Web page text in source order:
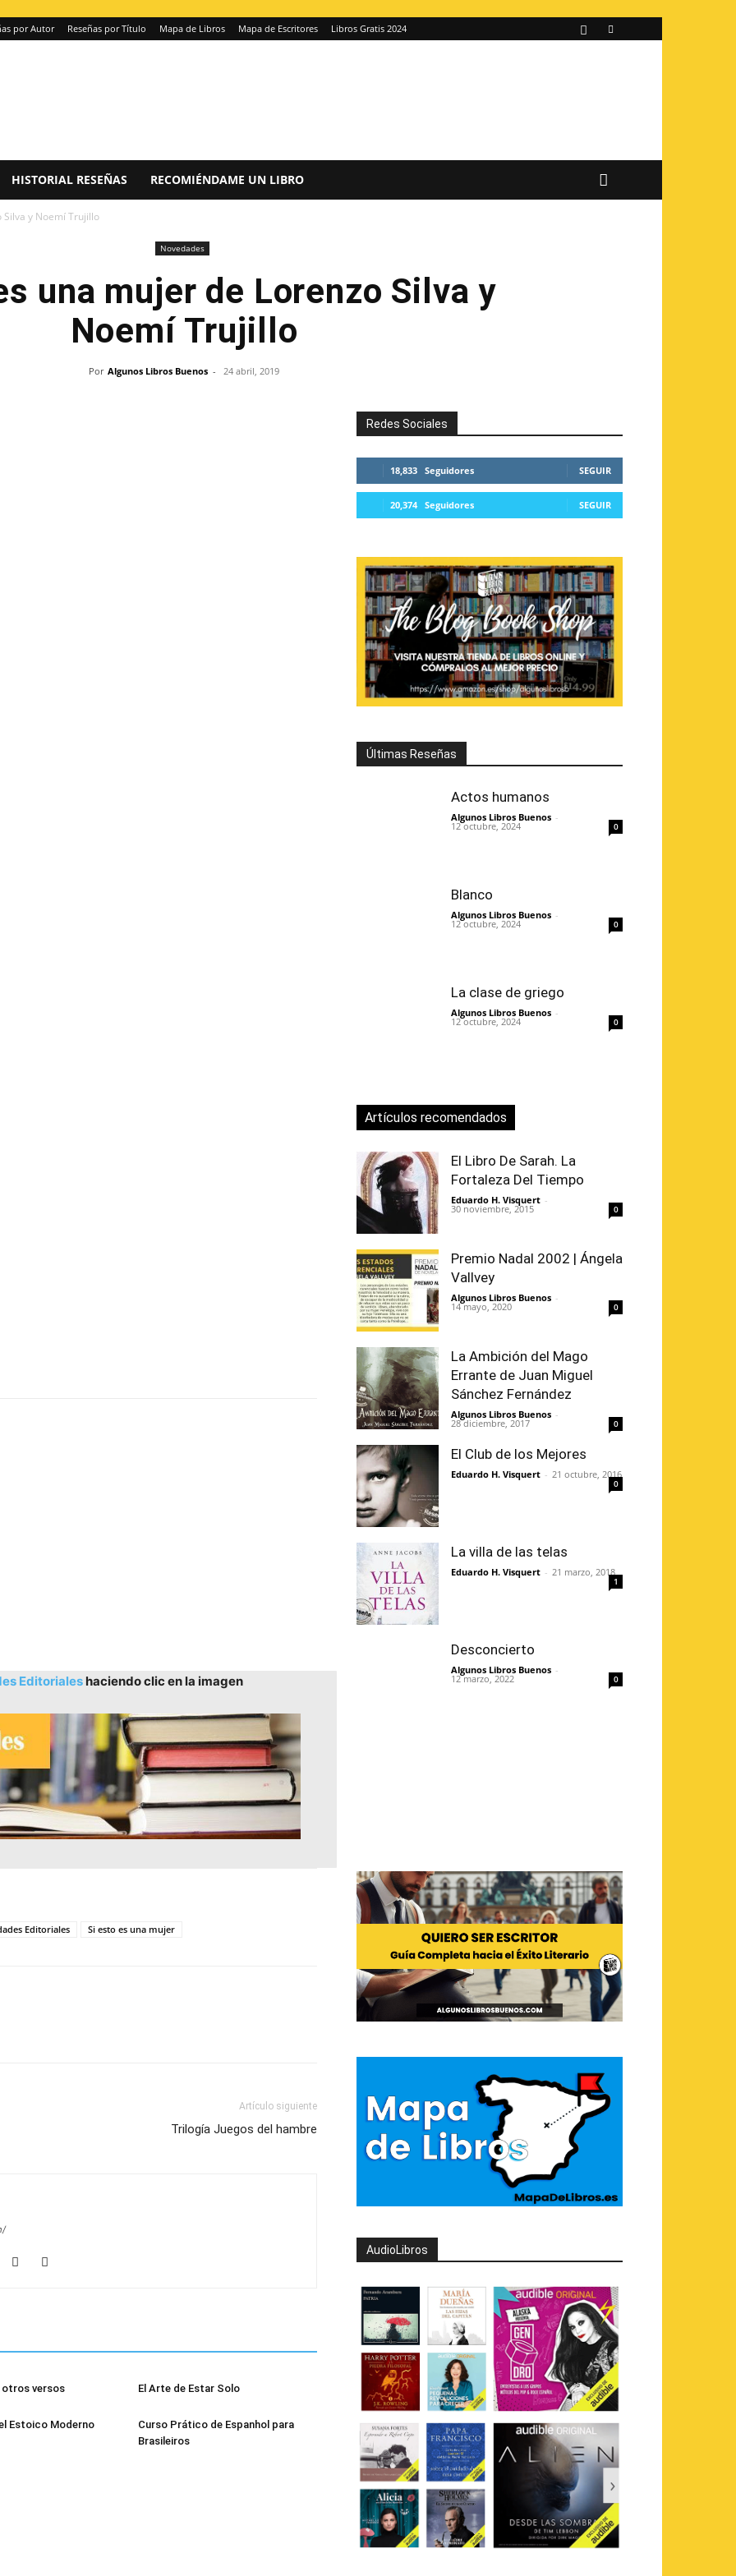
por Autor Reseñas por Título Mapa de Libros Mapa de Escritores Libros Gratis 2024
HISTORIAL RESEÑAS RECOMIÉNDAME UN LIBRO
Silva y Noemí Trujillo
Novedades
una mujer de Lorenzo Silva y
Noemí Trujillo
Por Algunos Libros Buenos - 24 abril, 2019
Editorialeshaciendo clic en la imagen
Editoriales Si esto es una mujer
Artículo siguiente
Trilogía Juegos del hambre
otros versos El Arte de Estar Solo
Estoico Moderno
Curso Prático de Espanhol para
Brasileiros
Redes Sociales
18,833 Seguidores SEGUIR
20,374 Seguidores SEGUIR
Últimas Reseñas
Actos humanos
Algunos Libros Buenos -
12 octubre, 2024 0
Blanco
Algunos Libros Buenos -
12 octubre, 2024 0
La clase de griego
Algunos Libros Buenos -
12 octubre, 2024 0
Artículos recomendados
El Libro De Sarah. La
Fortaleza Del Tiempo
Eduardo H. Visquert -
30 noviembre, 2015 0
Premio Nadal 2002 | Ángela
Vallvey
Algunos Libros Buenos -
14 mayo, 2020 0
La Ambición del Mago
Errante de Juan Miguel
Sánchez Fernández
Algunos Libros Buenos -
28 diciembre, 2017 0
El Club de los Mejores
Eduardo H. Visquert - 21 octubre, 2016
0
La villa de las telas
Eduardo H. Visquert - 21 marzo, 2018
1
Desconcierto
Algunos Libros Buenos -
12 marzo, 2022 0
AudioLibros